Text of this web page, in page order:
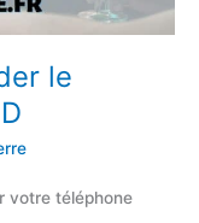
le
votre téléphone